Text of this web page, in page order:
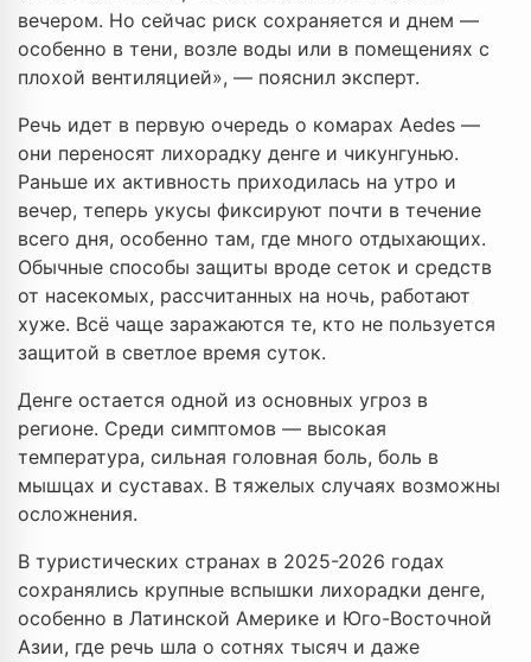
вечером. Но сейчас риск сохраняется и днем —
особенно в тени, возле воды или в помещениях с
плохой вентиляцией», — пояснил эксперт.
Речь идет в первую очередь о комарах Aedes —
они переносят лихорадку денге и чикунгунью.
Раньше их активность приходилась на утро и
вечер, теперь укусы фиксируют почти в течение
всего дня, особенно там, где много отдыхающих.
Обычные способы защиты вроде сеток и средств
от насекомых, рассчитанных на ночь, работают
хуже. Всё чаще заражаются те, кто не пользуется
защитой в светлое время суток.
Денге остается одной из основных угроз в
регионе. Среди симптомов — высокая
температура, сильная головная боль, боль в
мышцах и суставах. В тяжелых случаях возможны
осложнения.
В туристических странах в 2025-2026 годах
сохранялись крупные вспышки лихорадки денге,
особенно в Латинской Америке и Юго-Восточной
Азии, где речь шла о сотнях тысяч и даже